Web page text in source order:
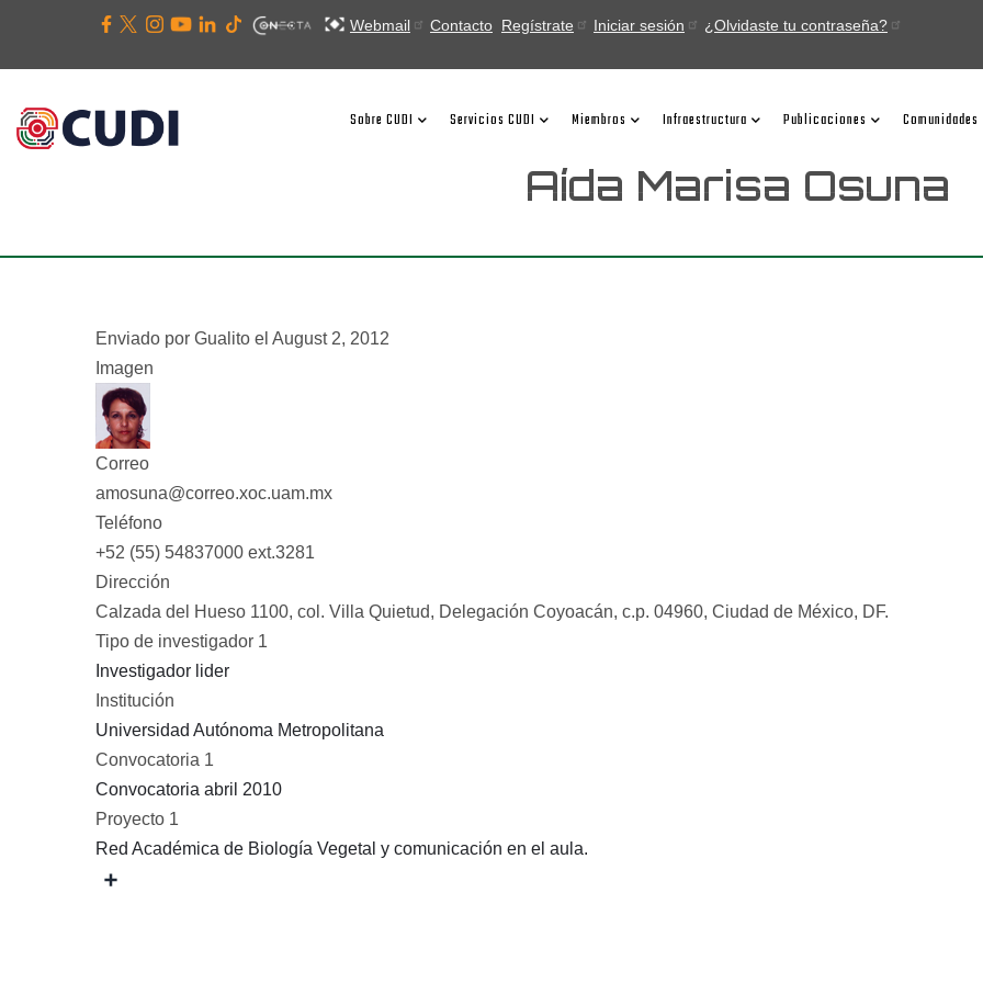
contenido
principal
Webmail Contacto Regístrate Iniciar sesión ¿Olvidaste tu contraseña?
PRINCIPAL
Sobre CUDI Servicios CUDI Miembros Infraestructura Publicaciones Comunidades
Aída Marisa Osuna
Enviado por Gualito el August 2, 2012
Imagen
Correo
amosuna@correo.xoc.uam.mx
Teléfono
+52 (55) 54837000 ext.3281
Dirección
Calzada del Hueso 1100, col. Villa Quietud, Delegación Coyoacán, c.p. 04960, Ciudad de México, DF.
Tipo de investigador 1
Investigador lider
Institución
Universidad Autónoma Metropolitana
Convocatoria 1
Convocatoria abril 2010
Proyecto 1
Red Académica de Biología Vegetal y comunicación en el aula.